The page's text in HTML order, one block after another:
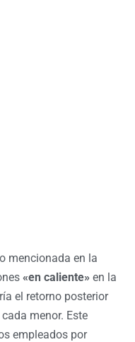
mencionada en la
«en caliente» en la
el retorno posterior
menor. Este
empleados por